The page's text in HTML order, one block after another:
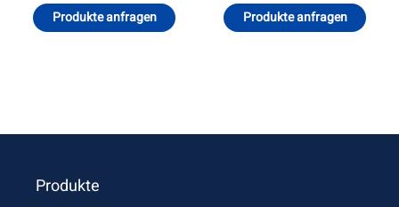
Produkte anfragen
Produkte anfragen
Produkte